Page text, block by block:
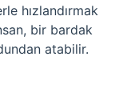
hızlandırmak
bir bardak
atabilir.